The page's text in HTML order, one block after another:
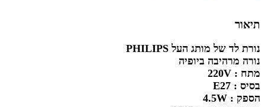
תיאור
נורת לד של מותג העל PHILIPS
נורה מרהיבה ביופיה
מתח : 220V
בסיס : E27
הספק : 4.5W